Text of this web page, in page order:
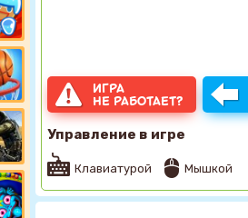
ИГРА
НЕ РАБОТАЕТ?
Управление в игре
Клавиатурой Мышкой